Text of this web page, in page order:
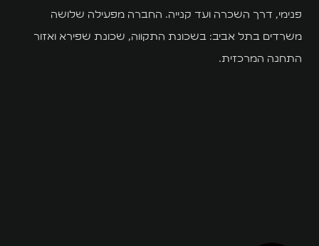
פנימי, דרך השכרה ועד קנייה. החברה מפעילה שלושה
משרדים בתל אביב: בשכונת התקווה, שכונת שפירא ואזור
התחנה המרכזית.